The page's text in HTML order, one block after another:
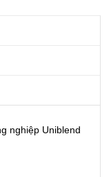
nghiệp Uniblend